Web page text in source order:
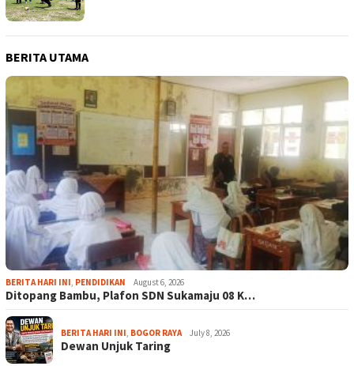
BERITA UTAMA
BERITA HARI INI, PENDIDIKAN August 6, 2026
Ditopang Bambu, Plafon SDN Sukamaju 08 K…
BERITA HARI INI, BOGOR RAYA July 8, 2026
Dewan Unjuk Taring